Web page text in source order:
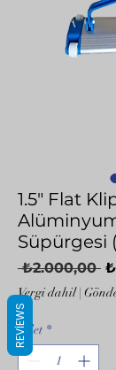
1.5" Flat
Süpürgesi
₺2.000,00
Vergi dahil|
Adet *
REVIEWS